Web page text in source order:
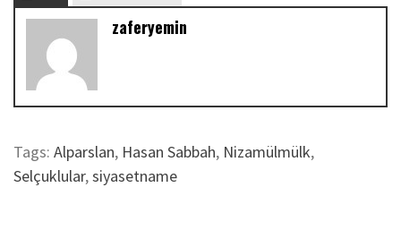
zaferyemin
Tags: Alparslan, Hasan Sabbah, Nizamülmülk,
Selçuklular,siyasetname